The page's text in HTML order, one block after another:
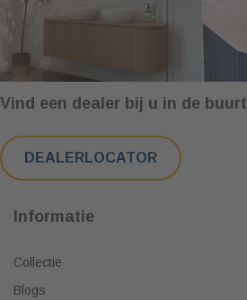
Vind een dealer bij u in de buurt
DEALERLOCATOR
Informatie
Collectie
Blogs